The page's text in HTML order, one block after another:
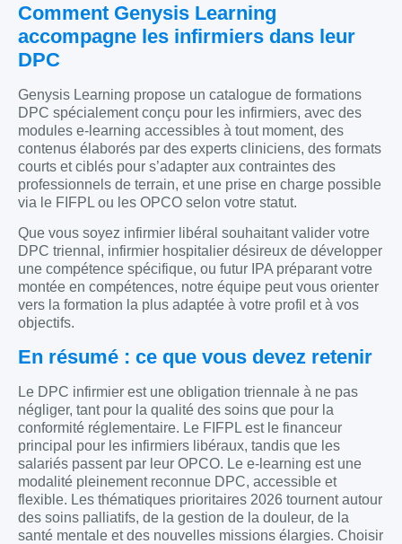
Comment Genysis Learning
accompagne les infirmiers dans leur
DPC
Genysis Learning propose un catalogue de formations
DPC spécialement conçu pour les infirmiers, avec des
modules e-learning accessibles à tout moment, des
contenus élaborés par des experts cliniciens, des formats
courts et ciblés pour s’adapter aux contraintes des
professionnels de terrain, et une prise en charge possible
via le FIFPL ou les OPCO selon votre statut.
Que vous soyez infirmier libéral souhaitant valider votre
DPC triennal, infirmier hospitalier désireux de développer
une compétence spécifique, ou futur IPA préparant votre
montée en compétences, notre équipe peut vous orienter
vers la formation la plus adaptée à votre profil et à vos
objectifs.
En résumé : ce que vous devez retenir
Le DPC infirmier est une obligation triennale à ne pas
négliger, tant pour la qualité des soins que pour la
conformité réglementaire. Le FIFPL est le financeur
principal pour les infirmiers libéraux, tandis que les
salariés passent par leur OPCO. Le e-learning est une
modalité pleinement reconnue DPC, accessible et
flexible. Les thématiques prioritaires 2026 tournent autour
des soins palliatifs, de la gestion de la douleur, de la
santé mentale et des nouvelles missions élargies. Choisir